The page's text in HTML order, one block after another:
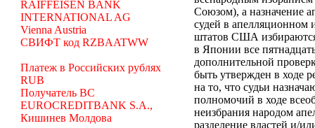
RAIFFEISEN BANK
INTERNATIONAL AG
Vienna Austria
СВИФТ код RZBAATWW
Платеж в Российских рублях
RUB
Получатель BC
EUROCREDITBANK S.A.,
Кишинев Молдова
Союзом), а назначение
судей в апелляционном
штатов США избираются
в Японии все
дополнительной
быть утвержден в ходе
на то, что судьи
полномочий в ходе
неизбрания народом
разделение властей и/